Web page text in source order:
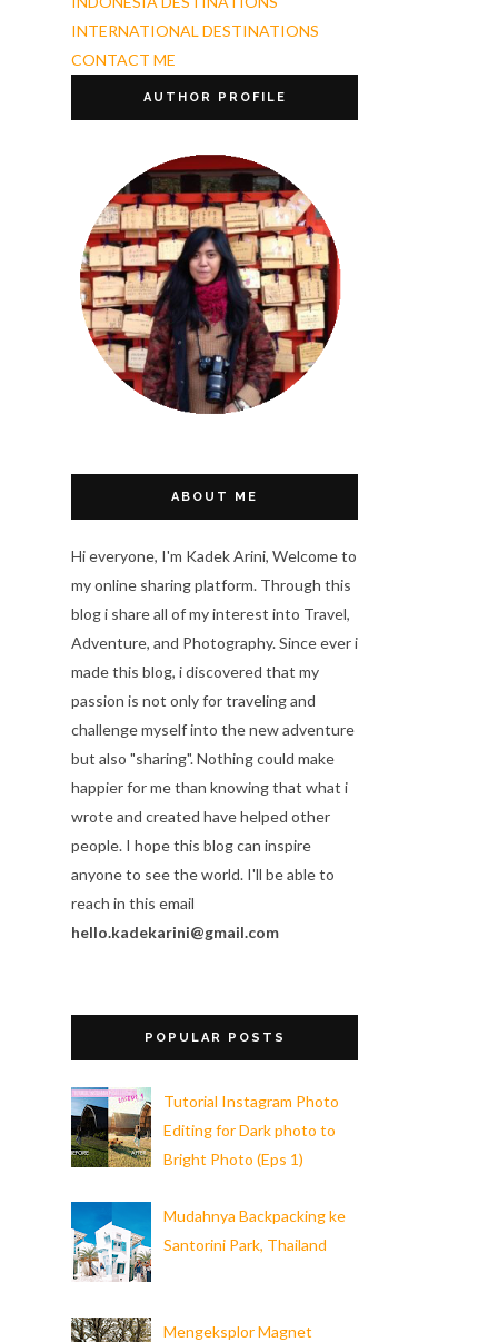
INTERNATIONAL DESTINATIONS
CONTACT ME
AUTHOR PROFILE
ABOUT ME
Hi everyone, I'm Kadek Arini, Welcome to
my online sharing platform. Through this
blog i share all of my interest into Travel,
Adventure, and Photography. Since ever i
made this blog, i discovered that my
passion is not only for traveling and
challenge myself into the new adventure
but also "sharing". Nothing could make
happier for me than knowing that what i
wrote and created have helped other
people. I hope this blog can inspire
anyone to see the world. I'll be able to
reach in this email
hello.kadekarini@gmail.com
POPULAR POSTS
Tutorial Instagram Photo
Editing for Dark photo to
Bright Photo (Eps 1)
Mudahnya Backpacking ke
Santorini Park, Thailand
Mengeksplor Magnet